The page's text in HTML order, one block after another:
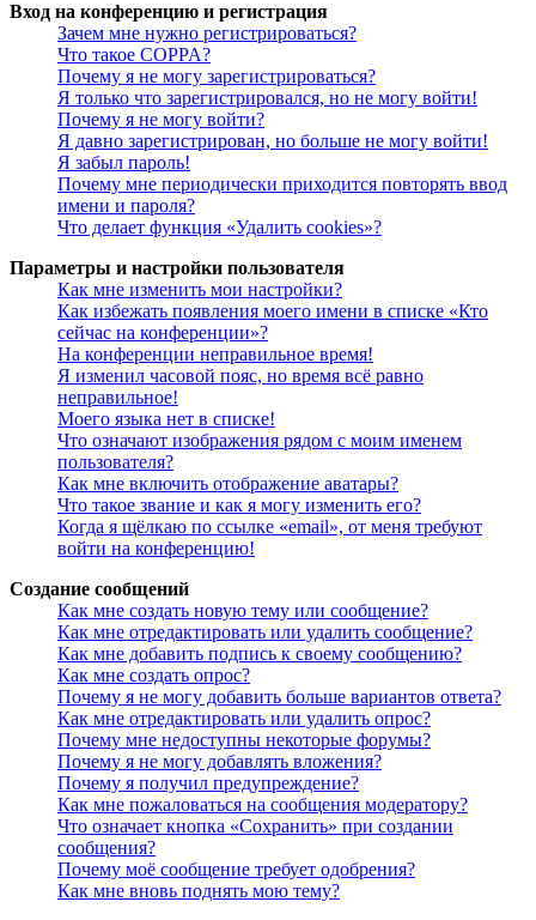
Вход на конференцию и регистрация
Зачем мне нужно регистрироваться?
Что такое COPPA?
Почему я не могу зарегистрироваться?
Я только что зарегистрировался, но не могу войти!
Почему я не могу войти?
Я давно зарегистрирован, но больше не могу войти!
Я забыл пароль!
Почему мне периодически приходится повторять ввод
имени и пароля?
Что делает функция «Удалить cookies»?
Параметры и настройки пользователя
Как мне изменить мои настройки?
Как избежать появления моего имени в списке «Кто
сейчас на конференции»?
На конференции неправильное время!
Я изменил часовой пояс, но время всё равно
неправильное!
Моего языка нет в списке!
Что означают изображения рядом с моим именем
пользователя?
Как мне включить отображение аватары?
Что такое звание и как я могу изменить его?
Когда я щёлкаю по ссылке «email», от меня требуют
войти на конференцию!
Создание сообщений
Как мне создать новую тему или сообщение?
Как мне отредактировать или удалить сообщение?
Как мне добавить подпись к своему сообщению?
Как мне создать опрос?
Почему я не могу добавить больше вариантов ответа?
Как мне отредактировать или удалить опрос?
Почему мне недоступны некоторые форумы?
Почему я не могу добавлять вложения?
Почему я получил предупреждение?
Как мне пожаловаться на сообщения модератору?
Что означает кнопка «Сохранить» при создании
сообщения?
Почему моё сообщение требует одобрения?
Как мне вновь поднять мою тему?